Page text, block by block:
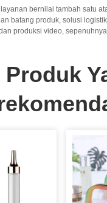
bernilai tambah satu
batang produk, solusi
produksi video,
Produk